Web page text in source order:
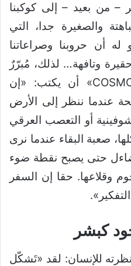
– من بعيد – إلى كوكبنا
والصغيرة جدا، التي
له أن حروبنا وصراعاتنا
حقيرة وتافهة… لذلك، مُبرّرٌ
لصاحب كتاب «الكون COSMOS» أن يكتب: «إن
عندما ننظر إلى الأرض
أو التعصب العرقي
صعبة البقاء عندما نرى
حتى يصبح نقطة ضوء
وقلاعها. حقا إن السفر
كبشر
للإنسان: لقد «تَشكّل